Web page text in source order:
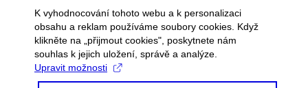
K vyhodnocování tohoto webu a k personalizaci
obsahu a reklam používáme soubory cookies. Když
klikněte na „přijmout cookies", poskytnete nám
souhlas k jejich uložení, správě a analýze.
Upravit možnosti